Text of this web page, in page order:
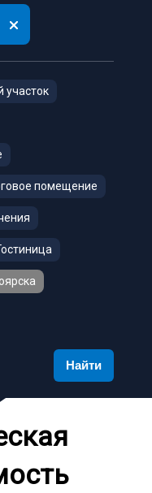
участок
помещение
Найти